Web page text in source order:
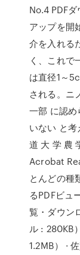
No.4 PDF
アップを開
介を入れる
く、これで
は直径1～
される。ニ
一部 に認め
いない と
道 大 学 農
Acrobat
とんどの種
るPDFビュ
覧・ダウン
ル : 280KB
1.2MB） ·